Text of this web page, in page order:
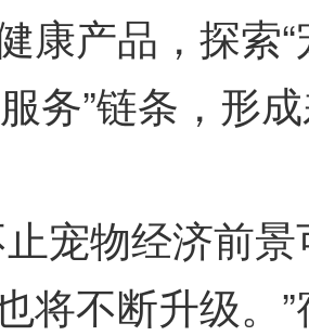
康产品，探索
务”链条，形
物经济前景
将不断升级。